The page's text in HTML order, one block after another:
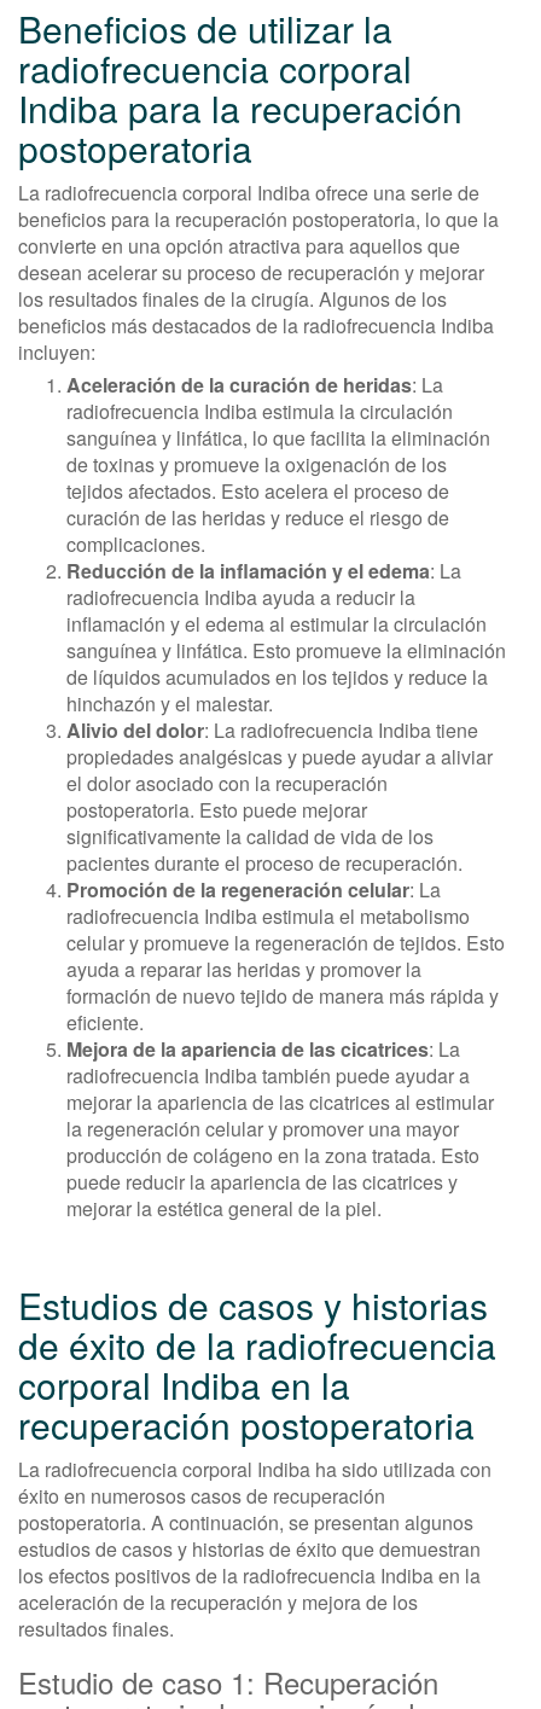
Beneficios de utilizar la
radiofrecuencia corporal
Indiba para la recuperación
postoperatoria
La radiofrecuencia corporal Indiba ofrece una serie de
beneficios para la recuperación postoperatoria, lo que la
convierte en una opción atractiva para aquellos que
desean acelerar su proceso de recuperación y mejorar
los resultados finales de la cirugía. Algunos de los
beneficios más destacados de la radiofrecuencia Indiba
incluyen:
Aceleración de la curación de heridas: La
radiofrecuencia Indiba estimula la circulación
sanguínea y linfática, lo que facilita la eliminación
de toxinas y promueve la oxigenación de los
tejidos afectados. Esto acelera el proceso de
curación de las heridas y reduce el riesgo de
complicaciones.
Reducción de la inflamación y el edema: La
radiofrecuencia Indiba ayuda a reducir la
inflamación y el edema al estimular la circulación
sanguínea y linfática. Esto promueve la eliminación
de líquidos acumulados en los tejidos y reduce la
hinchazón y el malestar.
Alivio del dolor: La radiofrecuencia Indiba tiene
propiedades analgésicas y puede ayudar a aliviar
el dolor asociado con la recuperación
postoperatoria. Esto puede mejorar
significativamente la calidad de vida de los
pacientes durante el proceso de recuperación.
Promoción de la regeneración celular: La
radiofrecuencia Indiba estimula el metabolismo
celular y promueve la regeneración de tejidos. Esto
ayuda a reparar las heridas y promover la
formación de nuevo tejido de manera más rápida y
eficiente.
Mejora de la apariencia de las cicatrices: La
radiofrecuencia Indiba también puede ayudar a
mejorar la apariencia de las cicatrices al estimular
la regeneración celular y promover una mayor
producción de colágeno en la zona tratada. Esto
puede reducir la apariencia de las cicatrices y
mejorar la estética general de la piel.
Estudios de casos y historias
de éxito de la radiofrecuencia
corporal Indiba en la
recuperación postoperatoria
La radiofrecuencia corporal Indiba ha sido utilizada con
éxito en numerosos casos de recuperación
postoperatoria. A continuación, se presentan algunos
estudios de casos y historias de éxito que demuestran
los efectos positivos de la radiofrecuencia Indiba en la
aceleración de la recuperación y mejora de los
resultados finales.
Estudio de caso 1: Recuperación